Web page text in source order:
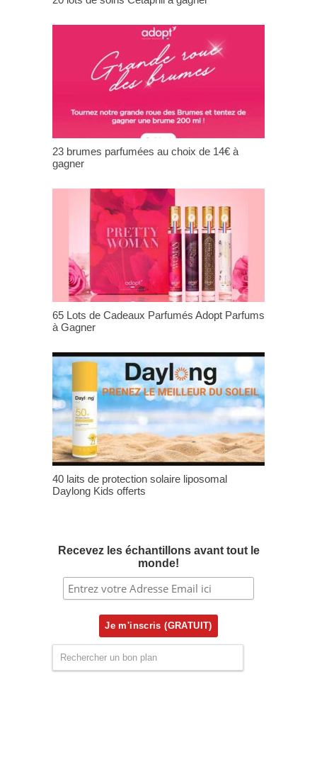
23 brumes parfumées au choix de 14€ à
gagner
65 Lots de Cadeaux Parfumés Adopt Parfums
à Gagner
40 laits de protection solaire liposomal
Daylong Kids offerts
Recevez les échantillons avant tout le
monde!